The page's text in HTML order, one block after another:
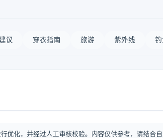
议 穿衣指南 旅游 紫外线 钓
优化，并经过人工审核校验。内容仅供参考，请结合